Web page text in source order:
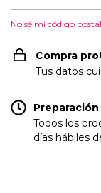
No sé mi código postal
Compra
Tus datos
Preparación
Todos los
días hábiles